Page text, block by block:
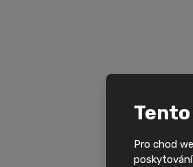
Pro chod